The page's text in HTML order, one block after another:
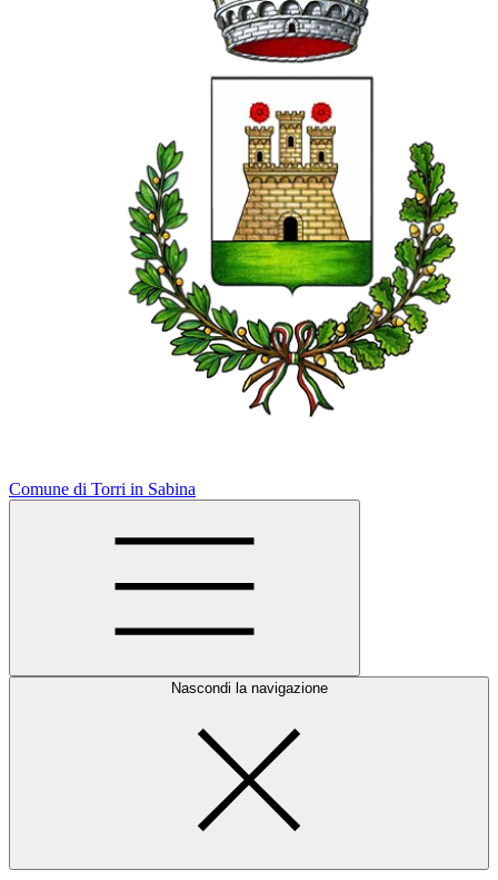
Comune di Torri in Sabina
Nascondi la navigazione